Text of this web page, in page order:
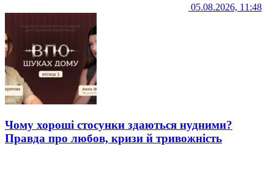
05.08.2026, 11:48
Чому хороші стосунки здаються нудними?
Правда про любов, кризи й тривожність